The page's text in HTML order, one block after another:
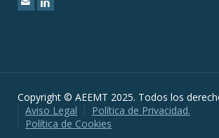
Copyright © AEEMT 2025. Todos los
Aviso Legal
Política de Privacidad.
Política de Cookies